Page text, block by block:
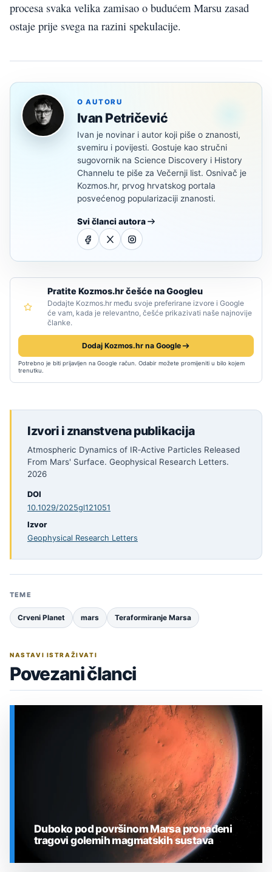
procesa svaka velika zamisao o budućem Marsu zasad
ostaje prije svega na razini spekulacije.
O AUTORU
Ivan Petričević
Ivan je novinar i autor koji piše o znanosti,
svemiru i povijesti. Gostuje kao stručni
sugovornik na Science Discovery i History
Channelu te piše za Večernji list. Osnivač je
Kozmos.hr, prvog hrvatskog portala
posvećenog popularizaciji znanosti.
Svi članci autora
Pratite Kozmos.hr češće na Googleu
Dodajte Kozmos.hr među svoje preferirane izvore i Google
će vam, kada je relevantno, češće prikazivati naše najnovije
članke.
Dodaj Kozmos.hr na Google
Potrebno je biti prijavljen na Google račun. Odabir možete promijeniti u bilo kojem
trenutku.
Izvori i znanstvena publikacija
Atmospheric Dynamics of IR‐Active Particles Released
From Mars' Surface. Geophysical Research Letters.
2026
DOI
10.1029/2025gl121051
Izvor
Geophysical Research Letters
TEME
Crveni Planet mars Teraformiranje Marsa
NASTAVI ISTRAŽIVATI
Povezani članci
Duboko pod površinom Marsa pronađeni
tragovi golemih magmatskih sustava